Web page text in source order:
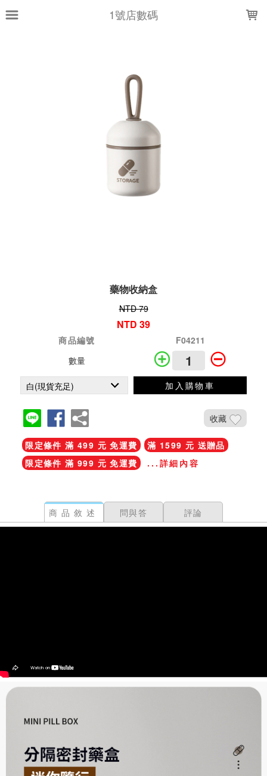
1號店數碼
藥物收納盒
NTD 79
NTD 39
商品編號
F04211
數量
加入購物車
收藏
限定條件 滿 499 元 免運費
滿 1599 元 送贈品
限定條件 滿 999 元 免運費
...詳細內容
商品敘述 問與答 評論